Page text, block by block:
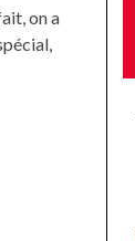
on a